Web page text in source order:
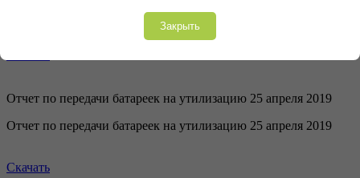
Закрыть
Отчет по передачи батареек на утилизацию 1 октября 2019
Отчет по передачи батареек на утилизацию 25 апреля 2019
Отчет по передачи батареек на утилизацию 25 апреля 2019
Скачать